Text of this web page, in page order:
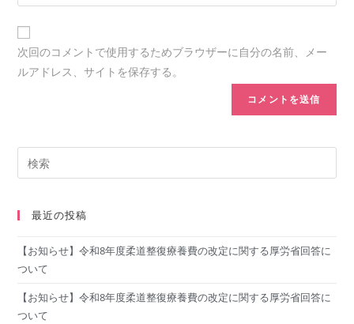
次回のコメントで使用するためブラウザーに自分の名前、メー
ルアドレス、サイトを保存する。
最近の投稿
【お知らせ】令和8年度柔道整復療養費の改定に関する厚労省回答に
ついて
【お知らせ】令和8年度柔道整復療養費の改定に関する厚労省回答に
ついて